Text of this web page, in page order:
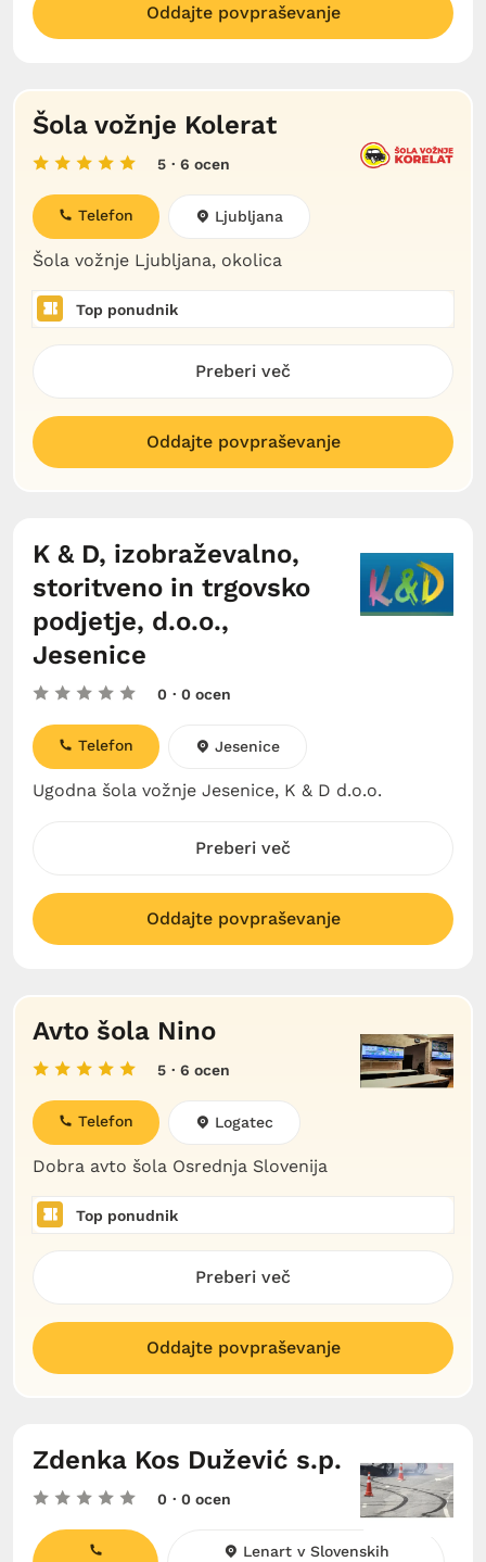
Oddajte povpraševanje
Šola vožnje Kolerat
5 · 6 ocen
Šola vožnje Ljubljana, okolica
Telefon Ljubljana
Top ponudnik
Preberi več
Oddajte povpraševanje
K & D, izobraževalno,
storitveno in trgovsko
podjetje, d.o.o.,
Jesenice
0 · 0 ocen
Ugodna šola vožnje Jesenice, K & D d.o.o.
Telefon Jesenice
Preberi več
Oddajte povpraševanje
Avto šola Nino
5 · 6 ocen
Dobra avto šola Osrednja Slovenija
Telefon Logatec
Top ponudnik
Preberi več
Oddajte povpraševanje
Zdenka Kos Dužević s.p.
0 · 0 ocen
Lenart v Slovenskih